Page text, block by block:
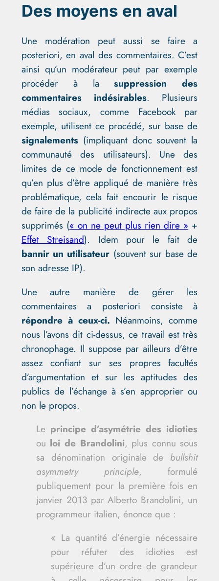
Des moyens en aval
Une modération peut aussi se faire a
posteriori, en aval des commentaires. C’est
ainsi qu’un modérateur peut par exemple
procéder à lasuppression des
commentaires indésirables. Plusieurs
médias sociaux, comme Facebook par
exemple, utilisent ce procédé, sur base de
signalements(impliquant donc souvent la
communauté des utilisateurs). Une des
limites de ce mode de fonctionnement est
qu’en plus d’être appliqué de manière très
problématique, cela fait encourir le risque
de faire de la publicité indirecte aux propos
supprimés (« on ne peut plus rien dire » +
Effet Streisand). Idem pour le fait de
bannir un utilisateur (souvent sur base de
son adresse IP).
Une autre manière de gérer les
commentaires a posteriori consiste à
répondre à ceux-ci. Néanmoins, comme
nous l’avons dit ci-dessus, ce travail est très
chronophage. Il suppose par ailleurs d’être
assez confiant sur ses propres facultés
d’argumentation et sur les aptitudes des
publics de l’échange à s’en approprier ou
non le propos.
Le principe d’asymétrie des idioties
ou loi de Brandolini, plus connu sous
sa dénomination originale de bullshit
asymmetry principle, formulé
publiquement pour la première fois en
janvier 2013 par Alberto Brandolini, un
programmeur italien, énonce que :
« La quantité d’énergie nécessaire
pour réfuter des idioties est
supérieure d’un ordre de grandeur